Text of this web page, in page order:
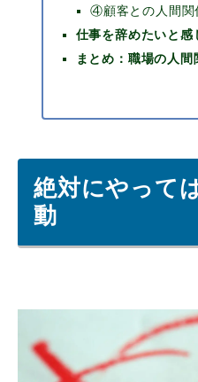
④顧客との人間関
仕事を辞めたいと感
まとめ：職場の人間
絶対にやって
動